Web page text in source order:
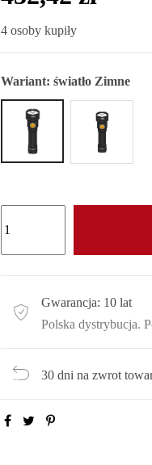
4 osoby kupiły
Wariant: światło Zimne
Gwarancja: 10 lat
Polska dystrybucja.
30 dni na zwrot